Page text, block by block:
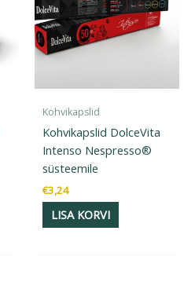
Kohvikapslid
Kohvikapslid DolceVita
Intenso Nespresso®
süsteemile
€3,24
LISA KORVI